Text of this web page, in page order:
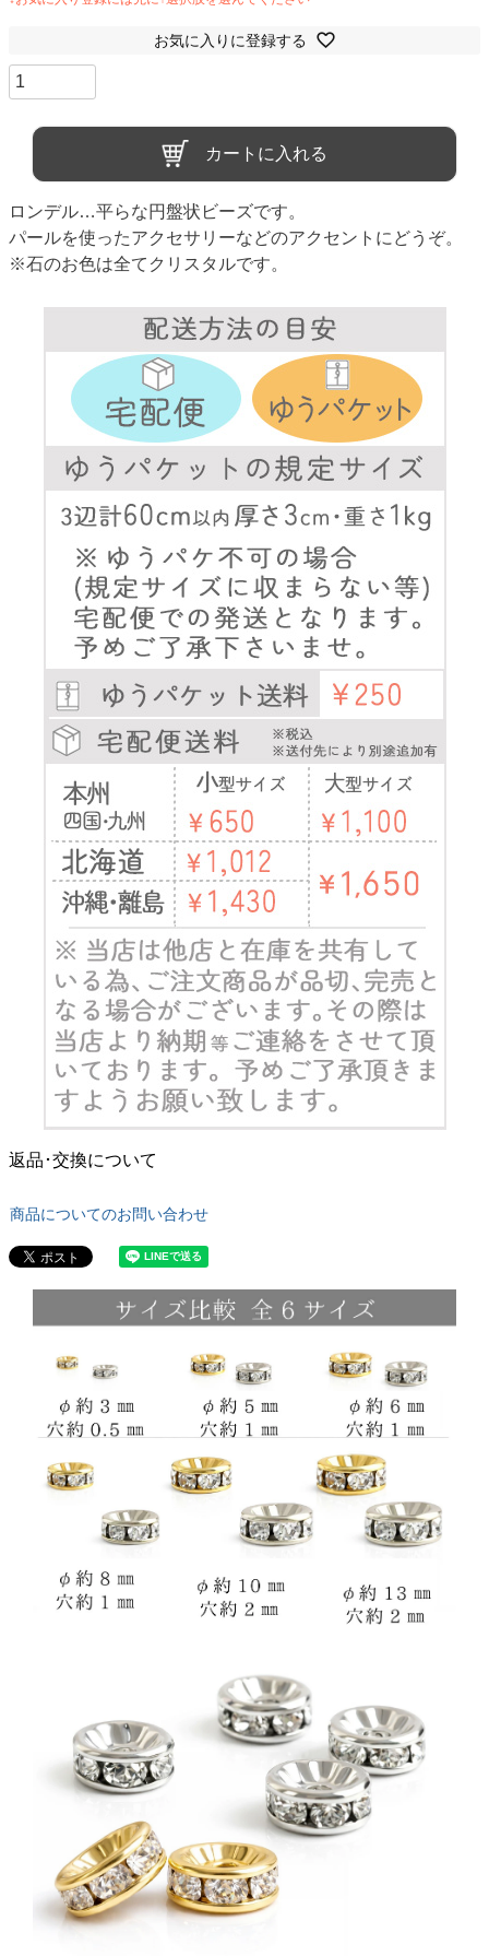
お気に入りに登録する
カートに入れる
ロンデル…平らな円盤状ビーズです。
パールを使ったアクセサリーなどのアクセントにどうぞ。
※石のお色は全てクリスタルです。
返品･交換について
商品についてのお問い合わせ